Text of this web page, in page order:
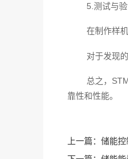
5.测试与验
在制作样
对于发现
总之，
靠性和性能。‍
上一篇： 储能控